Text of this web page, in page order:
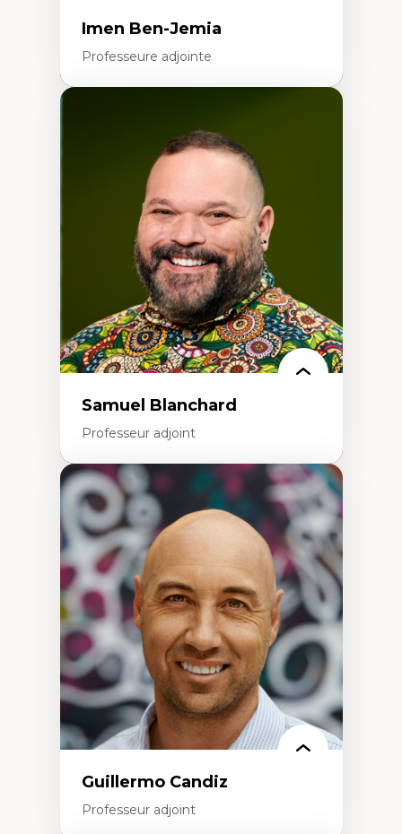
Imen Ben-Jemia
Professeure adjointe
Discours sur la ville et représentations
Mosquées, formes et usages au Canada
Reconnaissance et représentations des
communautés immigrantes dans l'espace
Design architectural et urbain
Patrimoine et patrimonialisation
Études postcoloniales et décolonisation des
savoirs
Samuel Blanchard
Professeur adjoint
Expertises
Didactique des sciences – processus
d’enquête et culture scientifique
Éducation en milieu minoritaire –
construction identitaire et conscience
critique
Technologies éducatives – ludification et
programmation pédagogique
La langue dans toutes les matières –
environnement discursif et langage
scientifique
Guillermo Candiz
Professeur adjoint